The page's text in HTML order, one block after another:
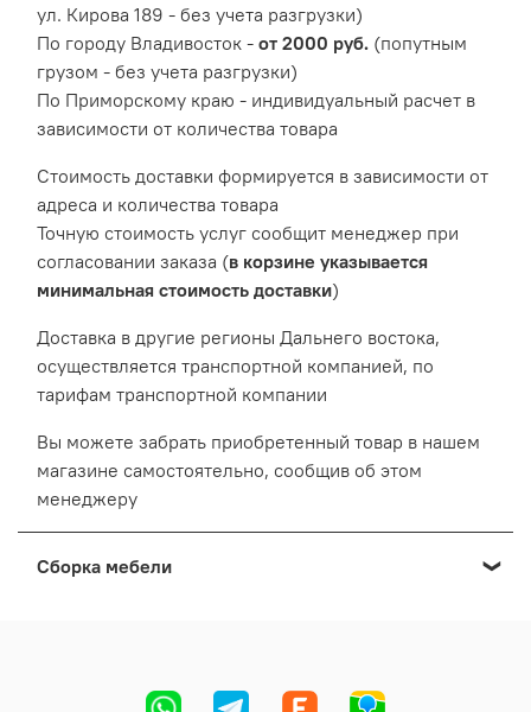
ул. Кирова 189 - без учета разгрузки)
По городу Владивосток - от 2000 руб. (попутным
грузом - без учета разгрузки)
По Приморскому краю - индивидуальный расчет в
зависимости от количества товара
Cтоимость доставки формируется в зависимости от
адреса и количества товара
Точную стоимость услуг сообщит менеджер при
согласовании заказа (в корзине указывается
минимальная стоимость доставки)
Доставка в другие регионы Дальнего востока,
осуществляется транспортной компанией, по
тарифам транспортной компании
Вы можете забрать приобретенный товар в нашем
магазине самостоятельно, сообщив об этом
менеджеру
Сборка мебели
Cтоимость сборки формируется в зависимости от